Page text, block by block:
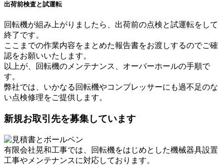
出荷前検査と試運転
回転機が組み上がりましたら、出荷前の点検と試運転をして
終了です。
ここまでの作業内容をまとめた報告書をお渡しするのでご確
認をお願いいたします。
以上が、回転機のメンテナンス、オーバーホールの手順で
す。
弊社では、いかなる回転機やコンプレッサーにも過不足のな
い点検修理をご提供します。
新規お取引先を募集しています
有限会社晃和工事では、回転機をはじめとした機械器具設置
工事やメンテナンスに対応しております。